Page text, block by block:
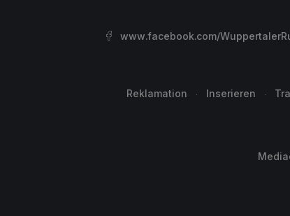
www.facebook.com/
Reklamation Inserieren